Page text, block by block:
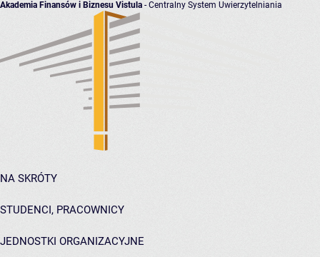
Akademia Finansów i Biznesu Vistula - Centralny System Uwierzytelniania
NA SKRÓTY
STUDENCI, PRACOWNICY
JEDNOSTKI ORGANIZACYJNE